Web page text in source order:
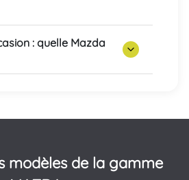
: quelle Mazda
modèles de la gamme